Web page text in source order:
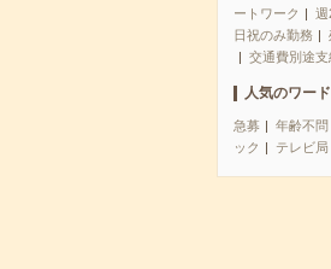
ートワーク
週
日祝のみ勤務
交通費別途支
人気のワー
急募 年齢不問
ック
テレビ局